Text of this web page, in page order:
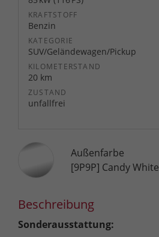
KRAFTSTOFF
Benzin
KATEGORIE
SUV/Geländewagen/Pickup
KILOMETERSTAND
20 km
ZUSTAND
unfallfrei
Außenfarbe
[9P9P] Candy White
Beschreibung
Sonderausstattung: